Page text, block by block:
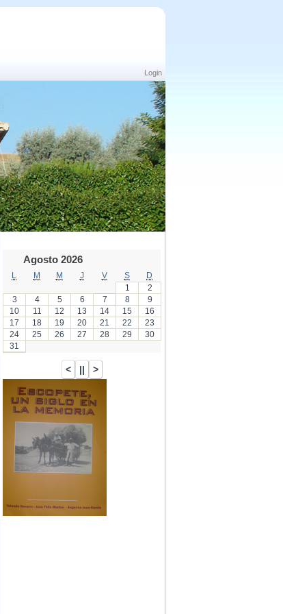
Login
Agosto 2026
M M J V S
D
1
2
3
4 5 6 7 8
9
10
11 12 13 14 15
16
17
18 19 20 21 22
23
24
25 26 27 28 29
30
31